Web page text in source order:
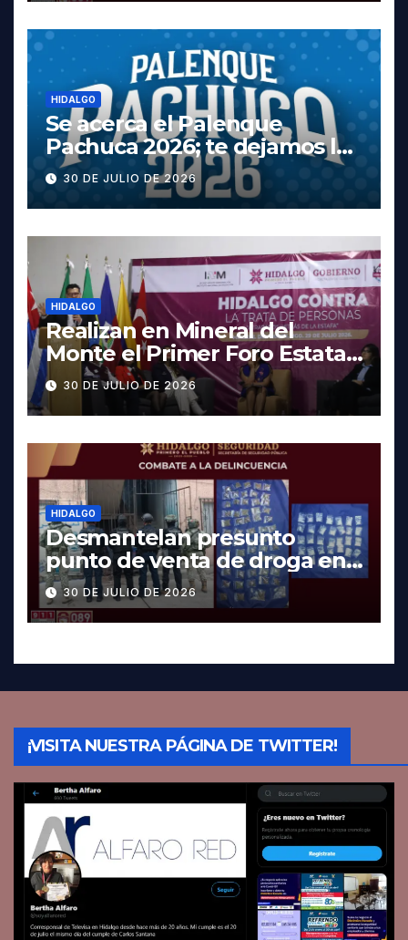
HIDALGO
Se acerca el Palenque
Pachuca 2026; te dejamos la
cartelera completa, las
fechas y los precios
30 DE JULIO DE 2026
HIDALGO
Realizan en Mineral del
Monte el Primer Foro Estatal
contra la Trata de Personas
30 DE JULIO DE 2026
HIDALGO
Desmantelan presunto
punto de venta de droga en
Pachuca; hay dos detenidos
30 DE JULIO DE 2026
¡VISITA NUESTRA PÁGINA DE TWITTER!